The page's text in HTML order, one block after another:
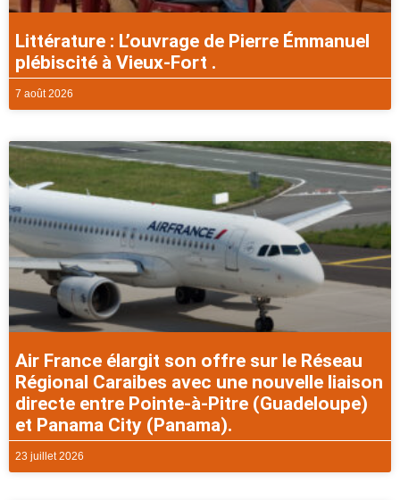
Littérature : L’ouvrage de Pierre Émmanuel
plébiscité à Vieux-Fort .
7 août 2026
Air France élargit son offre sur le Réseau
Régional Caraibes avec une nouvelle liaison
directe entre Pointe-à-Pitre (Guadeloupe)
et Panama City (Panama).
23 juillet 2026